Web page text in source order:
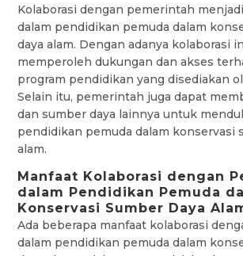
Kolaborasi dengan pemerintah
dalam pendidikan pemuda dalam
daya alam. Dengan adanya kolaborasi
memperoleh dukungan dan akses
program pendidikan yang disediakan
Selain itu, pemerintah juga dapat
dan sumber daya lainnya untuk
pendidikan pemuda dalam konservasi
alam.
Manfaat Kolaborasi dengan
dalam Pendidikan Pemuda
Konservasi Sumber Daya
Ada beberapa manfaat kolaborasi
dalam pendidikan pemuda dalam